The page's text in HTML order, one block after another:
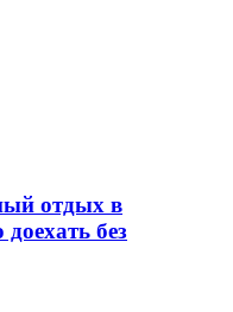
отдых в
без